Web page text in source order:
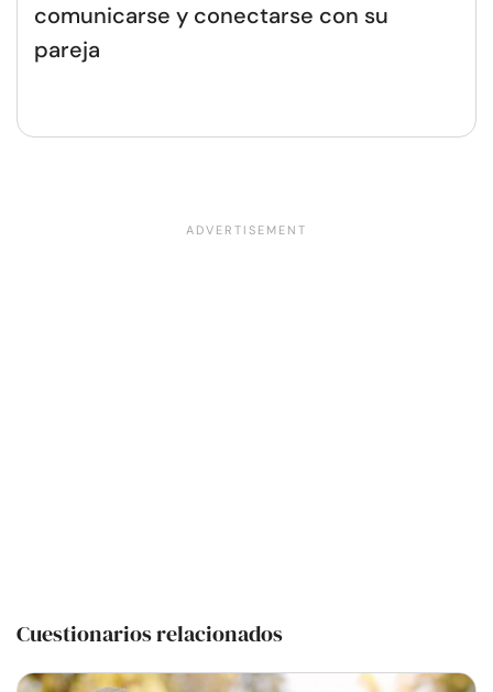
comunicarse y conectarse con su
pareja
Cuestionarios relacionados